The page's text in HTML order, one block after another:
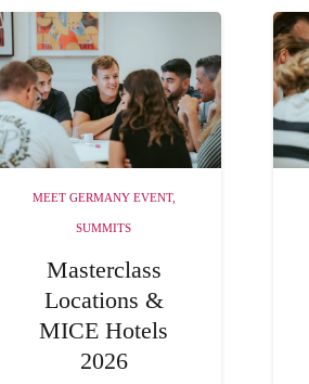
MEET GERMANY EVENT,
SUMMITS
Masterclass
Locations &
MICE Hotels
2026